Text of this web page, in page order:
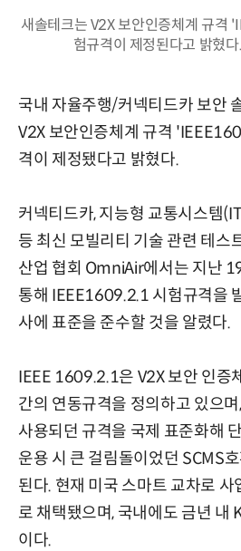
새솔테크는 V2X 보안인증체계 규격
험규격이 제정된다고 밝혔
국내 자율주행/커넥티드카 보안
V2X 보안인증체계 규격
격이 제정됐다고 밝혔다.
커넥티드카, 지능형 교통시스템
등 최신 모빌리티 기술 관련 테스
산업 협회 OmniAir에서는 지난
통해 IEEE1609.2.1 시험규격을
사에 표준을 준수할 것을 알렸다.
IEEE 1609.2.1은 V2X 보안 인증
간의 연동규격을 정의하고 있으
사용되던 규격을 국제 표준화해
운용 시 큰 걸림돌이었던 SCMS
된다. 현재 미국 스마트 교차로
로 채택됐으며, 국내에도 금년 내
이다.